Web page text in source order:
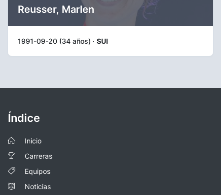
Reusser, Marlen
1991-09-20 (34 años) · SUI
Índice
Inicio
Carreras
Equipos
Noticias